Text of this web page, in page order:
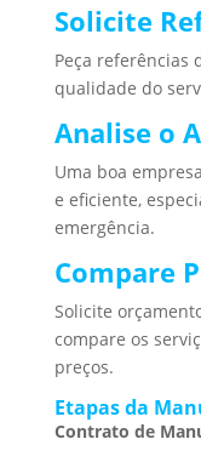
Solicite
Peça referências
qualidade do
Analise o
Uma boa
e eficiente,
emergência.
Compare
Solicite
compare os
preços.
Etapas da
Contrato de